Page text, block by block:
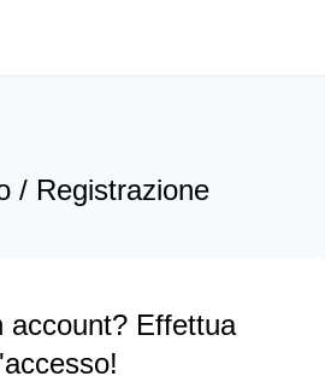
/ Registrazione
account? Effettua